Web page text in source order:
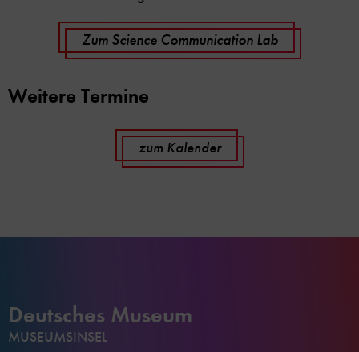
Zum Science Communication Lab
Weitere Termine
zum Kalender
Deutsches Museum
MUSEUMSINSEL